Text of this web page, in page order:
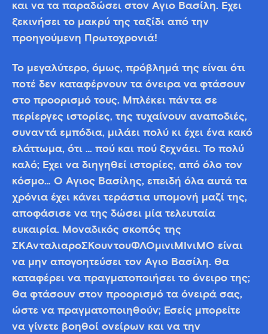
και να τα παραδώσει στον Άγιο Βασίλη. Έχει
ξεκινήσει το μακρύ της ταξίδι από την
προηγούμενη Πρωτοχρονιά!
Το μεγαλύτερο, όμως, πρόβλημά της είναι ότι
ποτέ δεν καταφέρνουν τα όνειρα να φτάσουν
στο προορισμό τους. Μπλέκει πάντα σε
περίεργες ιστορίες, της τυχαίνουν αναποδιές,
συναντά εμπόδια, μιλάει πολύ κι έχει ένα κακό
ελάττωμα, ότι … πού και πού ξεχνάει. Το πολύ
καλό; Έχει να διηγηθεί ιστορίες, από όλο τον
κόσμο… Ο Άγιος Βασίλης, επειδή όλα αυτά τα
χρόνια έχει κάνει τεράστια υπομονή μαζί της,
αποφάσισε να της δώσει μία τελευταία
ευκαιρία. Μοναδικός σκοπός της
ΣΚΑνταλιαροΣΚουντουΦΛΟμινιΜΙνιΜΟ είναι
να μην απογοητεύσει τον Άγιο Βασίλη. Θα
καταφέρει να πραγματοποιήσει το όνειρο της;
Θα φτάσουν στον προορισμό τα όνειρά σας,
ώστε να πραγματοποιηθούν; Εσείς μπορείτε
να γίνετε βοηθοί ονείρων και να την